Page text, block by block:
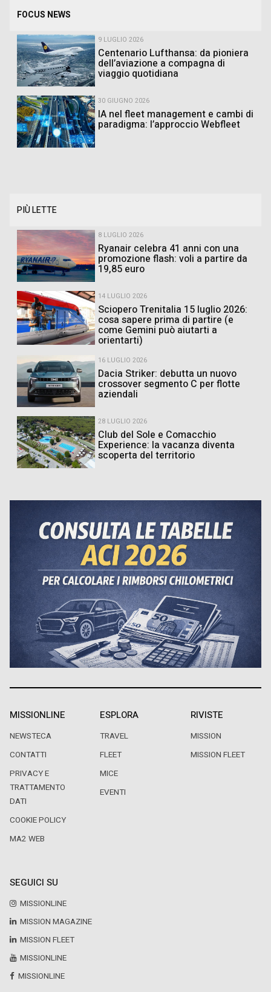
FOCUS NEWS
9 LUGLIO 2026
Centenario Lufthansa: da pioniera
dell’aviazione a compagna di
viaggio quotidiana
30 GIUGNO 2026
IA nel fleet management e cambi di
paradigma: l’approccio Webfleet
PIÙ LETTE
8 LUGLIO 2026
Ryanair celebra 41 anni con una
promozione flash: voli a partire da
19,85 euro
14 LUGLIO 2026
Sciopero Trenitalia 15 luglio 2026:
cosa sapere prima di partire (e
come Gemini può aiutarti a
orientarti)
16 LUGLIO 2026
Dacia Striker: debutta un nuovo
crossover segmento C per flotte
aziendali
28 LUGLIO 2026
Club del Sole e Comacchio
Experience: la vacanza diventa
scoperta del territorio
MISSIONLINE
NEWSTECA
CONTATTI
PRIVACY E
TRATTAMENTO
DATI
COOKIE POLICY
MA2 WEB
ESPLORA
TRAVEL
FLEET
MICE
EVENTI
RIVISTE
MISSION
MISSION FLEET
SEGUICI SU
MISSIONLINE
MISSION MAGAZINE
MISSION FLEET
MISSIONLINE
MISSIONLINE